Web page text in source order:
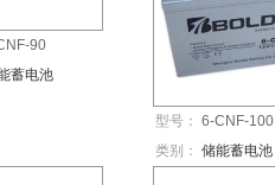
90
蓄电池
型号： 6-CNF-100
类别： 储能蓄电池